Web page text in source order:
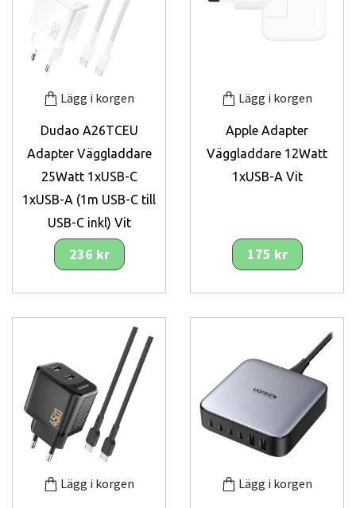
Lägg i korgen
Dudao A26TCEU
Adapter Väggladdare
25Watt 1xUSB-C
1xUSB-A (1m USB-C till
USB-C inkl) Vit
236 kr
Lägg i korgen
Apple Adapter
Väggladdare 12Watt
1xUSB-A Vit
175 kr
Lägg i korgen Lägg i korgen